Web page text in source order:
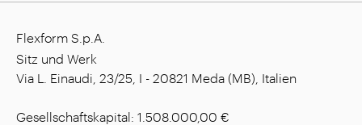
Flexform S.p.A.
Sitz und Werk
Via L. Einaudi, 23/25, I - 20821 Meda (MB), Italien
Gesellschaftskapital: 1.508.000,00 €